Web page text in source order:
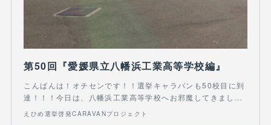
第50回『愛媛県立八幡浜工業高等学校編』
こんばんは！オチセンです！！選挙キャラバンも50校目に到
達！！！今日は、八幡浜工業高等学校へお邪魔してきまし…
えひめ選挙啓発CARAVANプロジェクト